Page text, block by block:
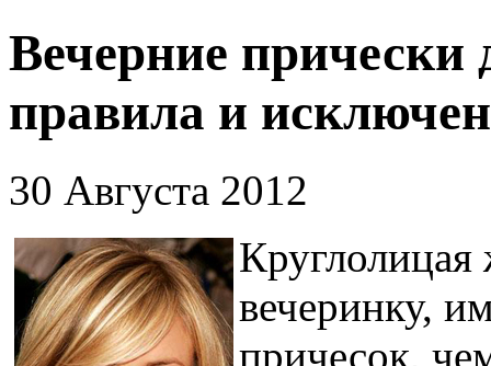
Вечерние прически
правила и
30 Августа 2012
Круглолицая
вечеринку,
причесок,